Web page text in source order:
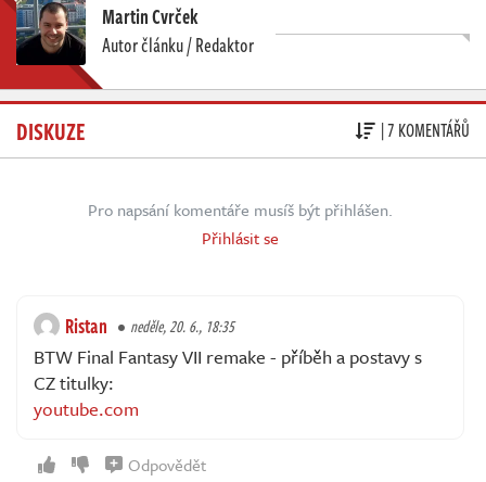
Martin Cvrček
Autor článku / Redaktor
DISKUZE | 7 KOMENTÁŘŮ
Pro napsání komentáře musíš být přihlášen.
Přihlásit se
Ristan neděle, 20. 6., 18:35
BTW Final Fantasy VII remake - příběh a postavy s
CZ titulky:
youtube.com
Odpovědět